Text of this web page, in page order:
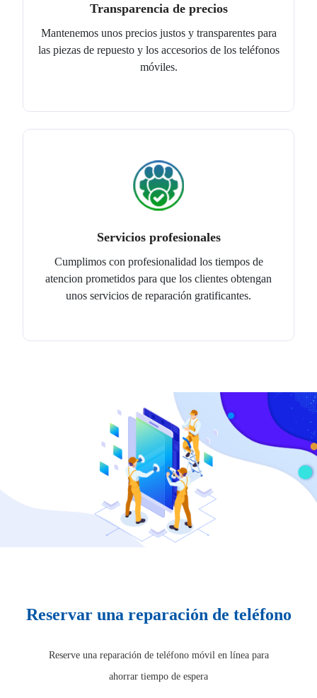
Transparencia de precios
Mantenemos unos precios justos y transparentes para
las piezas de repuesto y los accesorios de los teléfonos
móviles.
Servicios profesionales
Cumplimos con profesionalidad los tiempos de
atencion prometidos para que los clientes obtengan
unos servicios de reparación gratificantes.
Reservar una reparación de teléfono
Reserve una reparación de teléfono móvil en línea para
ahorrar tiempo de espera